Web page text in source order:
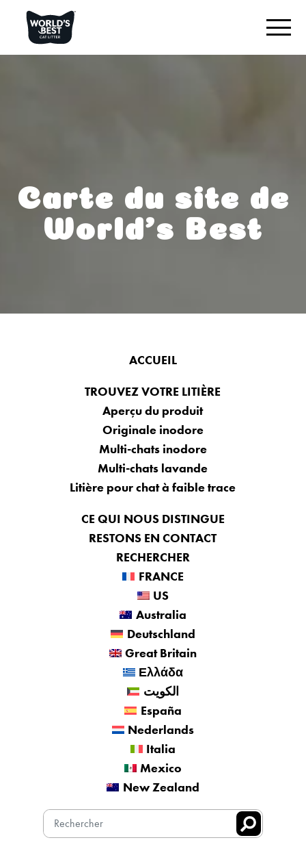
Multi-chats lavande
Litière pour chat à faible trace
الكويت
Nederlands
Carte du site de
World’s Best
ACCUEIL
TROUVEZ VOTRE LITIÈRE
Aperçu du produit
Originale inodore
Multi-chats inodore
Multi-chats lavande
Litière pour chat à faible trace
CE QUI NOUS DISTINGUE
RESTONS EN CONTACT
RECHERCHER
FRANCE
US
Australia
Deutschland
Great Britain
Ελλάδα
الكويت
España
Nederlands
Italia
Mexico
New Zealand